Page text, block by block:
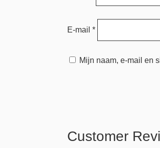
E-mail*
Mijn naam, e-mail en
Customer